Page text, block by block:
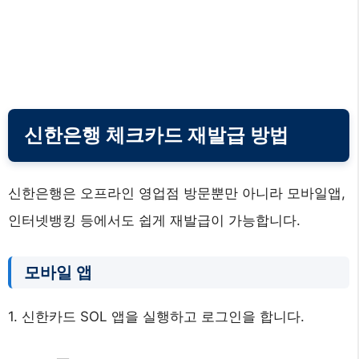
신한은행 체크카드 재발급 방법
신한은행은 오프라인 영업점 방문뿐만 아니라 모바일앱,
인터넷뱅킹 등에서도 쉽게 재발급이 가능합니다.
모바일 앱
1. 신한카드 SOL 앱을 실행하고 로그인을 합니다.